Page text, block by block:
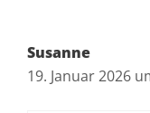
Susanne
19. Januar 2026